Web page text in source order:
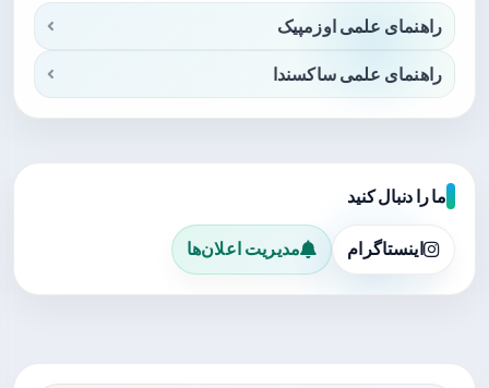
راهنمای علمی اوزمپیک
راهنمای علمی ساکسندا
ما را دنبال کنید
اینستاگرام مدیریت اعلان‌ها